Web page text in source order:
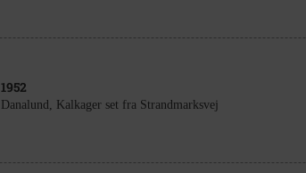
1952
Danalund, Kalkager set fra Strandmarksvej